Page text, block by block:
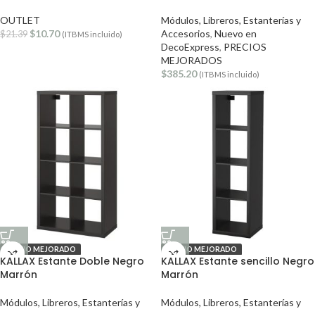
OUTLET
$21.39 $10.70 (ITBMS incluido)
Módulos, Libreros, Estanterías y
Accesorios, Nuevo en
DecoExpress, PRECIOS
MEJORADOS
$385.20 (ITBMS incluido)
PRECIO MEJORADO
KALLAX Estante Doble Negro
Marrón
Módulos, Libreros, Estanterías y
PRECIO MEJORADO
KALLAX Estante sencillo Negro
Marrón
Módulos, Libreros, Estanterías y